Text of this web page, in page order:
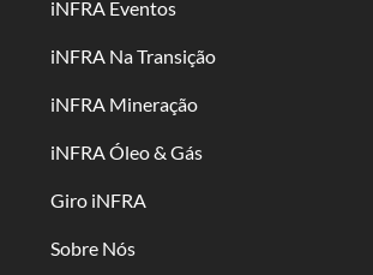
iNFRA Eventos
iNFRA Na Transição
iNFRA Mineração
iNFRA Óleo & Gás
Giro iNFRA
Sobre Nós